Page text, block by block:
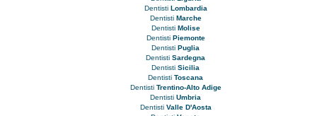
Dentisti Lombardia
Dentisti Marche
Dentisti Molise
Dentisti Piemonte
Dentisti Puglia
Dentisti Sardegna
Dentisti Sicilia
Dentisti Toscana
Dentisti Trentino-Alto Adige
Dentisti Umbria
Dentisti Valle D'Aosta